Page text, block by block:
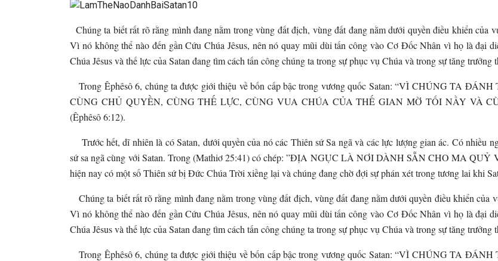
Chúng ta biết rất rõ rằng mình đang nằm trong vùng đất địch, vùng đất đang nằm dưới quyền điều khiển của
Vì nó không thể nào đến gần Cứu Chúa Jêsus, nên nó quay mũi dùi tấn công vào Cơ Đốc Nhân vì họ là đại
Chúa Jêsus và thế lực của Satan đang tìm cách tấn công chúng ta trong sự phục vụ Chúa và trong sự tăng trưởng
Trong Êphêsô 6, chúng ta được giới thiệu về bốn cấp bậc trong vương quốc Satan: “VÌ CHÚNG TA
CÙNG CHỦ QUYỀN, CÙNG THẾ LỰC, CÙNG VUA CHÚA CỦA THẾ GIAN MỜ TỐI NẦY VÀ
(Êphêsô 6:12).
Trước hết, dĩ nhiên là có Satan, dưới quyền của nó các Thiên sứ Sa ngã và các lực lượng gian ác. Có nhiều
sứ sa ngã cùng với Satan. Trong (Mathiơ 25:41) có chép: ”ĐỊA NGỤC LÀ NƠI DÀNH SẴN CHO MA
hiện nay có một số Thiên sứ bị Đức Chúa Trời xiềng lại và chúng đang chờ đợi sự phán xét trong tương lai khi
Chúng ta biết rất rõ rằng mình đang nằm trong vùng đất địch, vùng đất đang nằm dưới quyền điều khiển của
Vì nó không thể nào đến gần Cứu Chúa Jêsus, nên nó quay mũi dùi tấn công vào Cơ Đốc Nhân vì họ là đại
Chúa Jêsus và thế lực của Satan đang tìm cách tấn công chúng ta trong sự phục vụ Chúa và trong sự tăng trưởng
Trong Êphêsô 6, chúng ta được giới thiệu về bốn cấp bậc trong vương quốc Satan: “VÌ CHÚNG TA